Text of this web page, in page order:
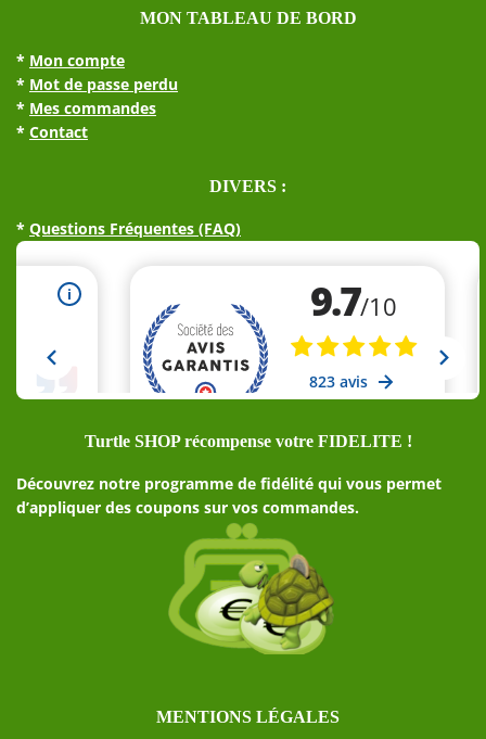
MON TABLEAU DE BORD
* Mon compte
* Mot de passe perdu
* Mes commandes
* Contact
DIVERS :
* Questions Fréquentes (FAQ)
Turtle SHOP récompense votre FIDELITE !
Découvrez notre programme de fidélité qui vous permet
d’appliquer des coupons sur vos commandes.
MENTIONS LÉGALES